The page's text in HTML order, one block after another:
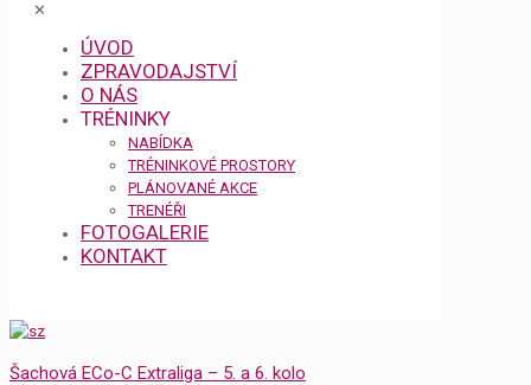
✕
ÚVOD
ZPRAVODAJSTVÍ
O NÁS
TRÉNINKY
NABÍDKA
TRÉNINKOVÉ PROSTORY
PLÁNOVANÉ AKCE
TRENÉŘI
FOTOGALERIE
KONTAKT
Šachová ECo-C Extraliga – 5. a 6. kolo